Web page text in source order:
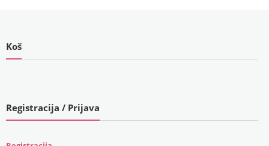
Koš
Registracija / Prijava